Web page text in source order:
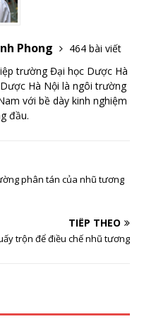
Phong
464 bài viết
trường Đại học Dược Hà
Hà Nội là ngôi trường
với bề dày kinh nghiệm
đầu.
phân tán của nhũ tương
TIẾP THEO
trộn để điều chế nhũ tương